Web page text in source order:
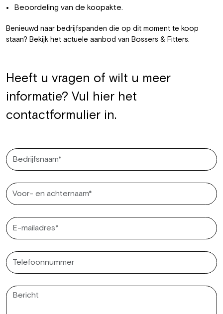
Beoordeling van de koopakte.
Benieuwd naar bedrijfspanden die op dit moment te koop
staan? Bekijk het actuele aanbod van Bossers & Fitters.
Heeft u vragen of wilt u meer
informatie? Vul hier het
contactformulier in.